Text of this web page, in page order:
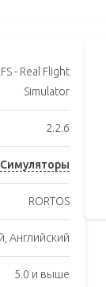
- Real Flight
Simulator
2.2.6
Симуляторы
RORTOS
Английский
5.0 и выше